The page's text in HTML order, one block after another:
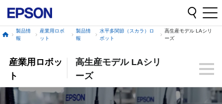
製品情
報
産業用ロボ
ット
製品情
報
水平多関節（スカラ）ロ
ボット
高生産モデル LAシリ
ーズ
産業用ロボッ
ト
高生産モデル LAシリ
ーズ